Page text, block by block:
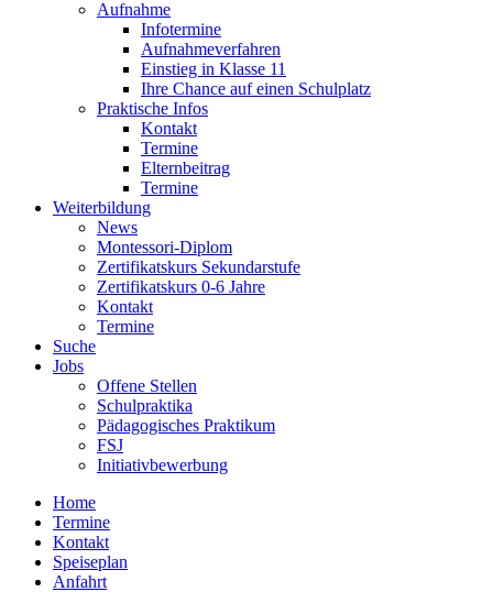
Aufnahme
Infotermine
Aufnahmeverfahren
Einstieg in Klasse 11
Ihre Chance auf einen Schulplatz
Praktische Infos
Kontakt
Termine
Elternbeitrag
Termine
Weiterbildung
News
Montessori-Diplom
Zertifikatskurs Sekundarstufe
Zertifikatskurs 0-6 Jahre
Kontakt
Termine
Suche
Jobs
Offene Stellen
Schulpraktika
Pädagogisches Praktikum
FSJ
Initiativbewerbung
Home
Termine
Kontakt
Speiseplan
Anfahrt